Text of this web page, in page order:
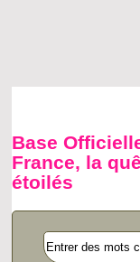
Base
France, la
étoilés